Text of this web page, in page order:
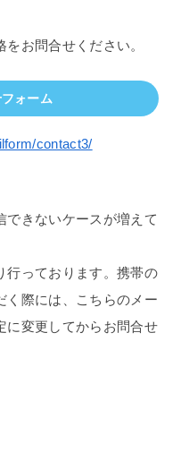
お問合せください。
ォーム
contact3/
できないケースが増えて
行っております。携帯の
く際には、こちらのメー
に変更してからお問合せ